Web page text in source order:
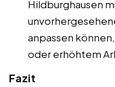
Hildburghausen
anpassen
oder erhöhtem
Fazit